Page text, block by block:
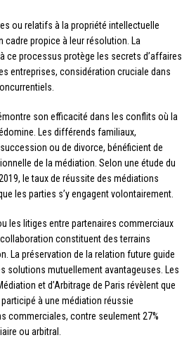
ou relatifs à la propriété intellectuelle
cadre propice à leur résolution. La
ce processus protège les secrets d’affaires
entreprises, considération cruciale dans
son efficacité dans les conflits où la
Les différends familiaux,
ou de divorce, bénéficient de
de la médiation. Selon une étude du
le taux de réussite des médiations
les parties s’y engagent volontairement.
les litiges entre partenaires commerciaux
constituent des terrains
La préservation de la relation future guide
solutions mutuellement avantageuses. Les
et d’Arbitrage de Paris révèlent que
à une médiation réussie
commerciales, contre seulement 27%
ou arbitral.